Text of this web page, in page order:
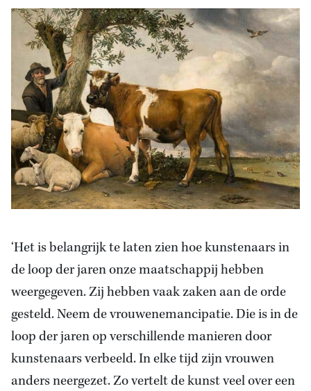
‘Het is belangrijk te laten zien hoe kunstenaars in
de loop der jaren onze maatschappij hebben
weergegeven. Zij hebben vaak zaken aan de orde
gesteld. Neem de vrouwenemancipatie. Die is in de
loop der jaren op verschillende manieren door
kunstenaars verbeeld. In elke tijd zijn vrouwen
anders neergezet. Zo vertelt de kunst veel over een